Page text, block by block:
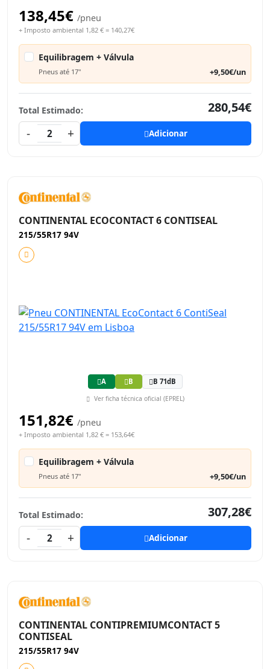
138,45€ /pneu
+ Imposto ambiental 1,82 € = 140,27€
Equilibragem + Válvula
Pneus até 17" +9,50€/un
Total Estimado:
280,54€
-
2 + Adicionar
CONTINENTAL ECOCONTACT 6 CONTISEAL
215/55R17 94V
A B B 71dB
Ver ficha técnica oficial (EPREL)
151,82€ /pneu
+ Imposto ambiental 1,82 € = 153,64€
Equilibragem + Válvula
Pneus até 17" +9,50€/un
Total Estimado:
307,28€
-
2 + Adicionar
CONTINENTAL CONTIPREMIUMCONTACT 5
CONTISEAL
215/55R17 94V